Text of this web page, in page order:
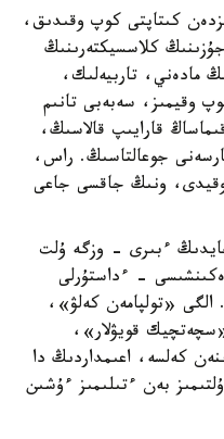
كىتاپتى كوپ وقىدىق،
كلاسسيكتەرىنىڭ
مادەني، تاربيەلىك،
وقيمىز، سەبەبى تانىم
قارايىپ قالاسىڭ،
جوعالتاسىڭ. راس،
وقيدى، ونىڭ جاقسى جاعى
جايدىڭ ءبىرى - وزگە ۇلت
- ءداستۇرلى
«تولپامەن كەلۋ»،
قويۋلار»،
كەلسە، اعىمداردىڭ دا
بەن ءتىلىمىز ءۇشىن